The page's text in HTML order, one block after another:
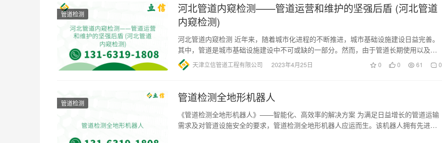
管道检测
河北管道内窥检测——管道运营和维护的坚强后盾 (河北管道
内窥检测)
河北管道内窥检测 近年来，随着城市化进程的不断推进，城市基础设施建设日益完善。
其中，管道是城市基础设施建设中不可或缺的一部分。然而，由于管道长期使用以及外
界因素，如自然灾害、人为破…
天津立信管道工程有限公司 2023年4月25日 0 0 61 0
管道检测 管道检测全地形机器人
《管道检测全地形机器人》——智能化、高效率的解决方案 为满足日益增长的管道运输
需求及对管道设施安全的要求，管道检测全地形机器人应运而生。该机器人拥有先进的